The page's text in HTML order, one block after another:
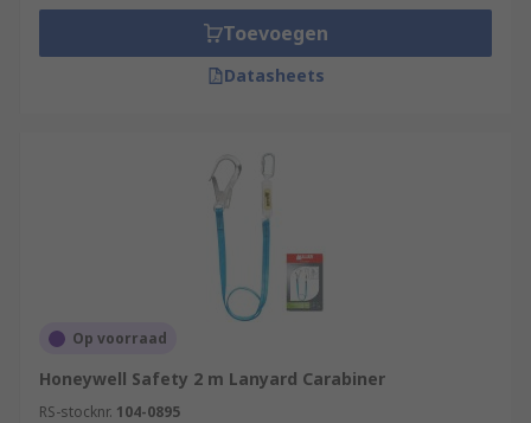
Toevoegen
Datasheets
Op voorraad
Honeywell Safety 2 m Lanyard Carabiner
RS-stocknr. 104-0895